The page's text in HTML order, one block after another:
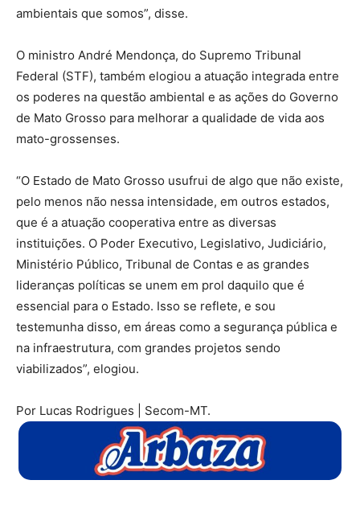
ambientais que somos”, disse.
O ministro André Mendonça, do Supremo Tribunal
Federal (STF), também elogiou a atuação integrada entre
os poderes na questão ambiental e as ações do Governo
de Mato Grosso para melhorar a qualidade de vida aos
mato-grossenses.
“O Estado de Mato Grosso usufrui de algo que não existe,
pelo menos não nessa intensidade, em outros estados,
que é a atuação cooperativa entre as diversas
instituições. O Poder Executivo, Legislativo, Judiciário,
Ministério Público, Tribunal de Contas e as grandes
lideranças políticas se unem em prol daquilo que é
essencial para o Estado. Isso se reflete, e sou
testemunha disso, em áreas como a segurança pública e
na infraestrutura, com grandes projetos sendo
viabilizados”, elogiou.
Por Lucas Rodrigues | Secom-MT.